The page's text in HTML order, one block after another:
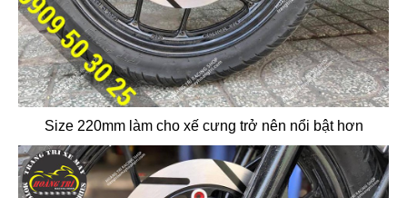
Size 220mm làm cho xế cưng trở nên nổi bật hơn